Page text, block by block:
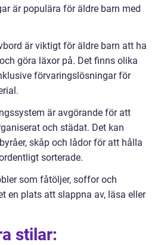
är populära för äldre barn med
är viktigt för äldre barn att ha
göra läxor på. Det finns olika
förvaringslösningar för
är avgörande för att
och städat. Det kan
skåp och lådor för att hålla
sorterade.
som fåtöljer, soffor och
en plats att slappna av, läsa eller
stilar: